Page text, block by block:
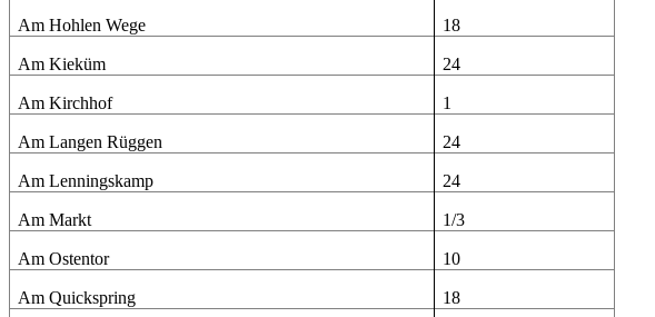
Am Hohlen Wege 18
Am Kieküm 24
Am Kirchhof 1
Am Langen Rüggen 24
Am Lenningskamp 24
Am Markt 1/3
Am Ostentor 10
Am Quickspring 18